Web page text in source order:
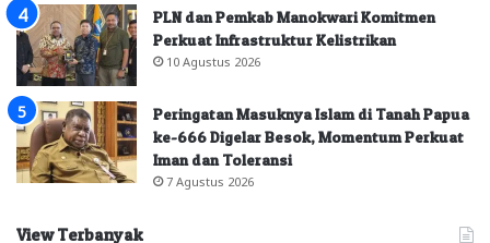
PLN dan Pemkab Manokwari Komitmen
Perkuat Infrastruktur Kelistrikan
10 Agustus 2026
Peringatan Masuknya Islam di Tanah Papua
ke-666 Digelar Besok, Momentum Perkuat
Iman dan Toleransi
7 Agustus 2026
View Terbanyak